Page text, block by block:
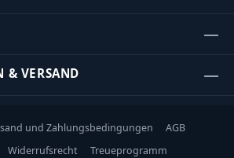
& VERSAND
und Zahlungsbedingungen
AGB
Widerrufsrecht
Treueprogramm